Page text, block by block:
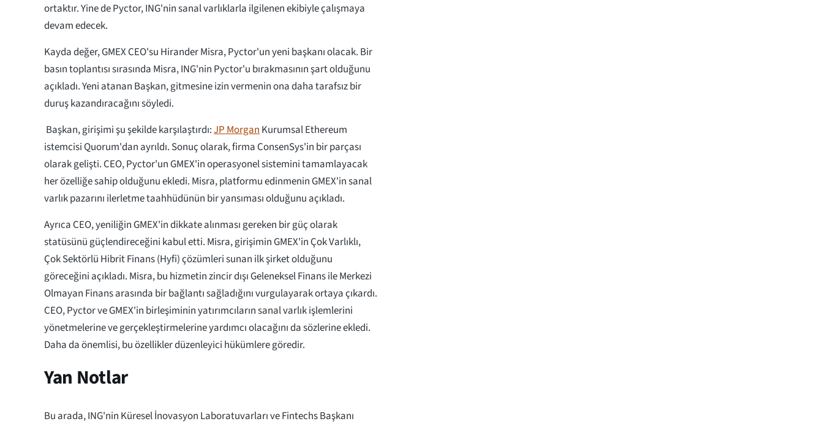
ortaktır. Yine de Pyctor, ING'nin sanal varlıklarla ilgilenen ekibiyle çalışmaya
devam edecek.
Kayda değer, GMEX CEO'su Hirander Misra, Pyctor'un yeni başkanı olacak. Bir
basın toplantısı sırasında Misra, ING'nin Pyctor'u bırakmasının şart olduğunu
açıkladı. Yeni atanan Başkan, gitmesine izin vermenin ona daha tarafsız bir
duruş kazandıracağını söyledi.
Başkan, girişimi şu şekilde karşılaştırdı:JP MorganKurumsal Ethereum
istemcisi Quorum'dan ayrıldı. Sonuç olarak, firma ConsenSys'in bir parçası
olarak gelişti. CEO, Pyctor'un GMEX'in operasyonel sistemini tamamlayacak
her özelliğe sahip olduğunu ekledi. Misra, platformu edinmenin GMEX'in sanal
varlık pazarını ilerletme taahhüdünün bir yansıması olduğunu açıkladı.
Ayrıca CEO, yeniliğin GMEX'in dikkate alınması gereken bir güç olarak
statüsünü güçlendireceğini kabul etti. Misra, girişimin GMEX'in Çok Varlıklı,
Çok Sektörlü Hibrit Finans (Hyfi) çözümleri sunan ilk şirket olduğunu
göreceğini açıkladı. Misra, bu hizmetin zincir dışı Geleneksel Finans ile Merkezi
Olmayan Finans arasında bir bağlantı sağladığını vurgulayarak ortaya çıkardı.
CEO, Pyctor ve GMEX'in birleşiminin yatırımcıların sanal varlık işlemlerini
yönetmelerine ve gerçekleştirmelerine yardımcı olacağını da sözlerine ekledi.
Daha da önemlisi, bu özellikler düzenleyici hükümlere göredir.
Yan Notlar
Bu arada, ING'nin Küresel İnovasyon Laboratuvarları ve Fintechs Başkanı